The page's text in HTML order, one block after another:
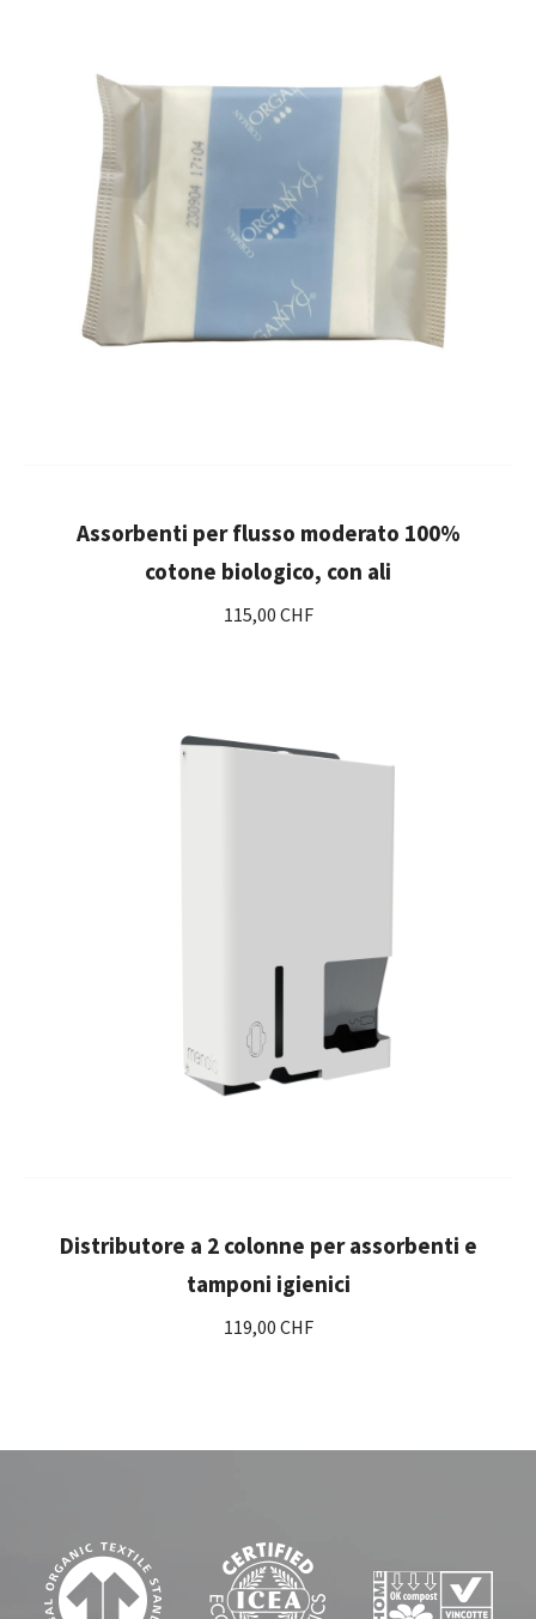
Assorbenti per flusso moderato 100%
cotone biologico, con ali
115,00 CHF
Distributore a 2 colonne per assorbenti e
tamponi igienici
119,00 CHF